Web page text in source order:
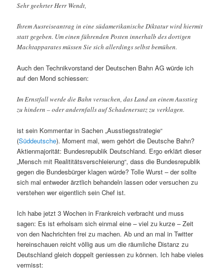
Sehr geehrter Herr Wendt,
Ihrem Ausreiseantrag in eine südamerikanische Diktatur wird hiermit
statt gegeben. Um einen führenden Posten innerhalb des dortigen
Machtapparates müssen Sie sich allerdings selbst bemühen.
Auch den Technikvorstand der Deutschen Bahn AG würde ich
auf den Mond schiessen:
Im Ernstfall werde die Bahn versuchen, das Land an einem Ausstieg
zu hindern – oder andernfalls auf Schadenersatz zu verklagen.
ist sein Kommentar in Sachen „Ausstiegsstrategie“
(Süddeutsche). Moment mal, wem gehört die Deutsche Bahn?
Aktienmajorität: Bundesrepublik Deutschland. Ergo erklärt dieser
„Mensch mit Realititätsverschleierung“, dass die Bundesrepublik
gegen die Bundesbürger klagen würde? Tolle Wurst – der sollte
sich mal entweder ärztlich behandeln lassen oder versuchen zu
verstehen wer eigentlich sein Chef ist.
Ich habe jetzt 3 Wochen in Frankreich verbracht und muss
sagen: Es ist erholsam sich einmal eine – viel zu kurze – Zeit
von den Nachrichten frei zu machen. Ab und an mal in Twitter
hereinschauen reicht völlig aus um die räumliche Distanz zu
Deutschland gleich doppelt geniessen zu können. Ich habe vieles
vermisst: